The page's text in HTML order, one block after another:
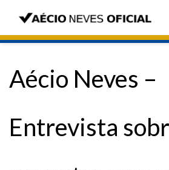
Aécio Neves –
Entrevista